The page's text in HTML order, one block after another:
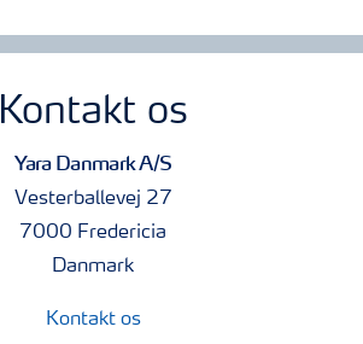
Kontakt os
Yara Danmark A/S
Vesterballevej 27
7000 Fredericia
Danmark
Kontakt os